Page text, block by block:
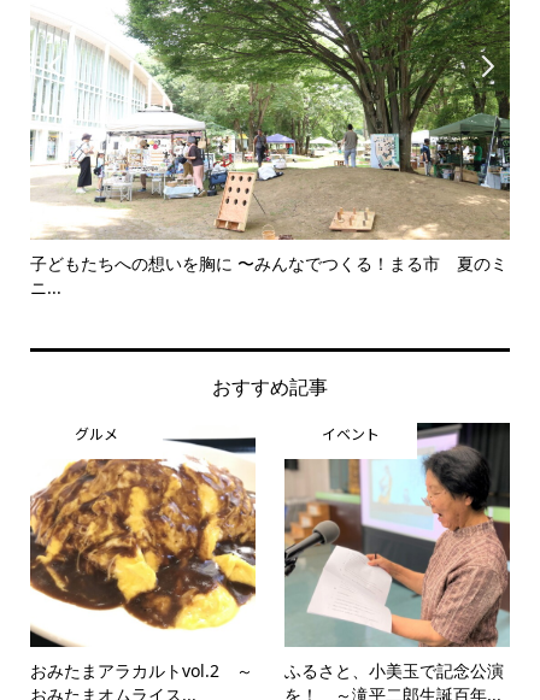

子どもたちへの想いを胸に 〜みんなでつくる！まる市 夏のミ
ニ...

おすすめ記事
グルメ
おみたまアラカルトvol.2 ～
おみたまオムライス...
イベント
ふるさと、小美玉で記念公演
を！ ～滝平二郎生誕百年...